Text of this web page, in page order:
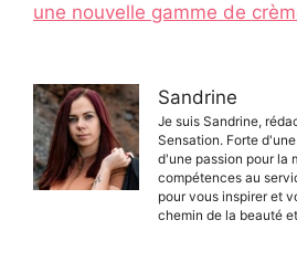
une nouvelle gamme de
Sandrine
Je suis Sandrine,
Sensation. Forte
d'une passion pour la
compétences au
pour vous inspirer et
chemin de la beauté